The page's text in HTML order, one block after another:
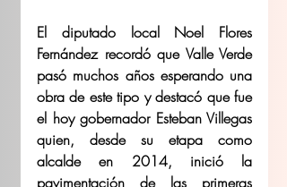
El diputado local Noel Flores
Fernández recordó que Valle Verde
pasó muchos años esperando una
obra de este tipo y destacó que fue
el hoy gobernador Esteban Villegas
quien, desde su etapa como
alcalde en 2014, inició la
pavimentación de las primeras